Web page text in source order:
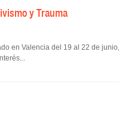
y Trauma
en Valencia del 19 al 22 de